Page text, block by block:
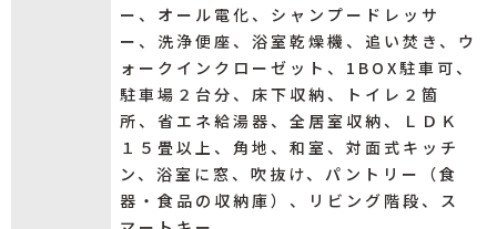
ー、オール電化、シャンプードレッサ
ー、洗浄便座、浴室乾燥機、追い焚き、ウ
ォークインクローゼット、1BOX駐車可、
駐車場２台分、床下収納、トイレ２箇
所、省エネ給湯器、全居室収納、ＬＤＫ
１５畳以上、角地、和室、対面式キッチ
ン、浴室に窓、吹抜け、パントリー（食
器・食品の収納庫）、リビング階段、ス